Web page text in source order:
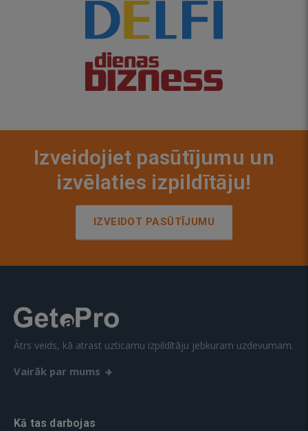
Izveidojiet pasūtījumu un
izvēlaties izpildītāju!
IZVEIDOT PASŪTĪJUMU
Ātrs veids, kā atrast uzticamu izpildītāju jebkuram uzdevumam.
Vairāk par mums
Kā tas darbojas